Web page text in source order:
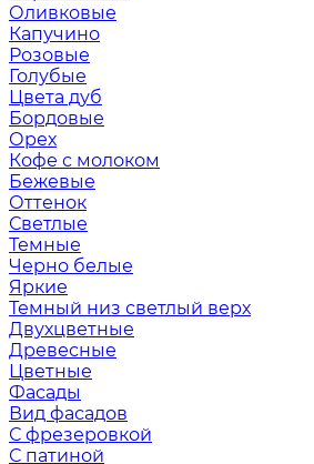
Оливковые
Капучино
Розовые
Голубые
Цвета дуб
Бордовые
Орех
Кофе с молоком
Бежевые
Оттенок
Светлые
Темные
Черно белые
Яркие
Темный низ светлый верх
Двухцветные
Древесные
Цветные
Фасады
Вид фасадов
С фрезеровкой
С патиной